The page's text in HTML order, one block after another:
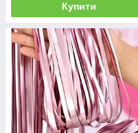
Купити